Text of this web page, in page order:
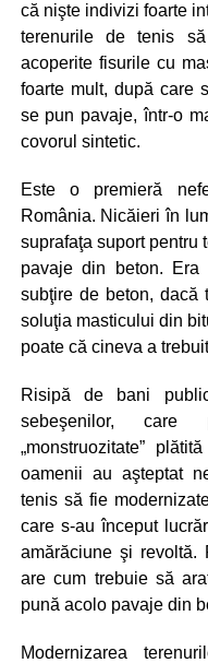
că nişte indivizi foarte
terenurile de tenis
acoperite fisurile cu
foarte mult, după care
se pun pavaje, într-o
covorul sintetic.
Este o premieră
România. Nicăieri în
suprafaţa suport pentru
pavaje din beton.
subţire de beton, dacă
soluţia masticului din
poate că cineva a
Risipă de bani
sebeşenilor,
„monstruozitate”
oamenii au aşteptat
tenis să fie
care s-au început
amărăciune şi revoltă.
are cum trebuie să
pună acolo pavaje din
Modernizarea